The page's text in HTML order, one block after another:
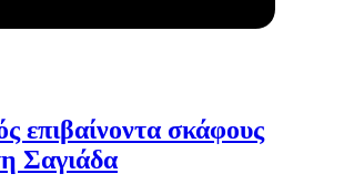
επιβαίνοντα σκάφους
Σαγιάδα